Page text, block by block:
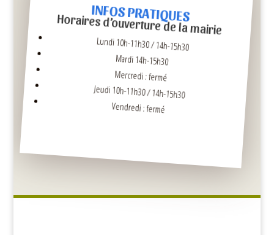
INFOS PRATIQUES
Horaires d’ouverture de la mairie
Lundi 10h-11h30 / 14h-15h30
Mardi 14h-15h30
Mercredi : fermé
Jeudi 10h-11h30 / 14h-15h30
Vendredi : fermé